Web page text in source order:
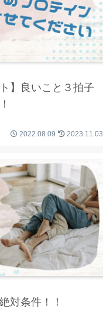
】良いこと３拍子
2022.08.09 2023.11.03
対条件！！